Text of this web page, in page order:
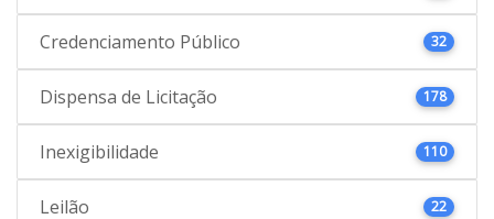
Credenciamento Público 32
Dispensa de Licitação 178
Inexigibilidade 110
Leilão 22